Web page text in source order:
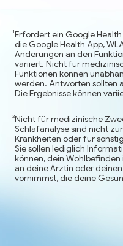
Erfordert ein Google
die Google Health App,
Änderungen an den
variiert. Nicht für
Funktionen können
werden. Antworten sollten
Die Ergebnisse können
Nicht für medizinische
Schlafanalyse sind nicht
Krankheiten oder für
Sie sollen lediglich
können, dein
an deine Ärztin oder
vornimmst, die deine